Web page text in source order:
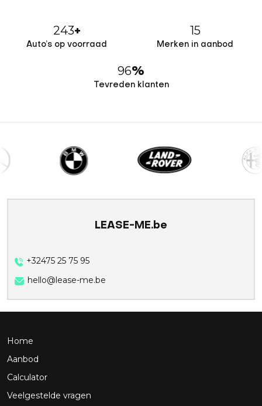
243+
Auto’s op voorraad
15
Merken in aanbod
96%
Tevreden klanten
LEASE-ME.be
+32475 25 75 95
hello@lease-me.be
Home
Aanbod
Calculator
Veelgestelde vragen